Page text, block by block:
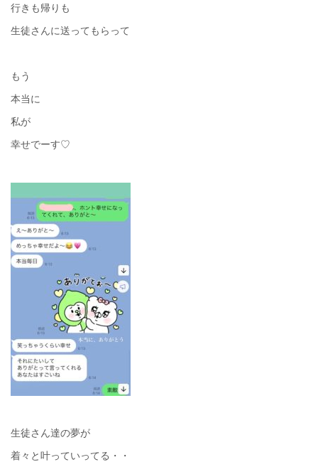
行きも帰りも
生徒さんに送ってもらって
もう
本当に
私が
幸せでーす♡
生徒さん達の夢が
着々と叶っていってる・・